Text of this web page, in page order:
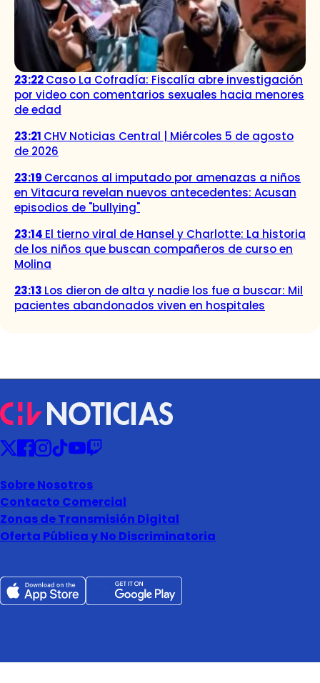
23:22Caso La Cofradía: Fiscalía abre investigación
por video con comentarios sexuales hacia menores
de edad
23:21 CHV Noticias Central | Miércoles 5 de agosto
de 2026
23:19 Cercanos al imputado por amenazas a niños
en Vitacura revelan nuevos antecedentes: Acusan
episodios de "bullying"
23:14 El tierno viral de Hansel y Charlotte: La historia
de los niños que buscan compañeros de curso en
Molina
23:13 Los dieron de alta y nadie los fue a buscar: Mil
pacientes abandonados viven en hospitales
Sobre Nosotros
Contacto Comercial
Zonas de Transmisión Digital
Oferta Pública y No Discriminatoria